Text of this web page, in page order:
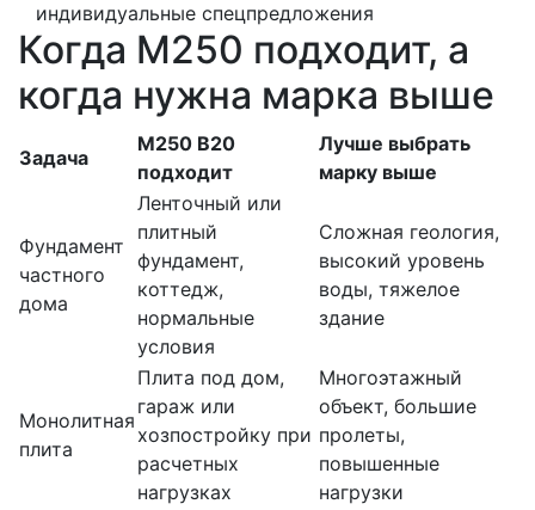
индивидуальные спецпредложения
Когда М250 подходит, а
когда нужна марка выше
Задача
М250 В20
подходит
Лучше выбрать
марку выше
Фундамент
частного
дома
Ленточный или
плитный
фундамент,
коттедж,
нормальные
условия
Сложная геология,
высокий уровень
воды, тяжелое
здание
Монолитная
плита
Плита под дом,
гараж или
хозпостройку при
расчетных
нагрузках
Многоэтажный
объект, большие
пролеты,
повышенные
нагрузки